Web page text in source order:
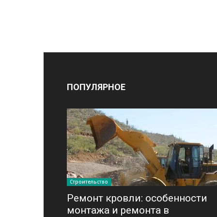
ПОПУЛЯРНОЕ
Строительство
Ремонт кровли: особенности
монтажа и ремонта в